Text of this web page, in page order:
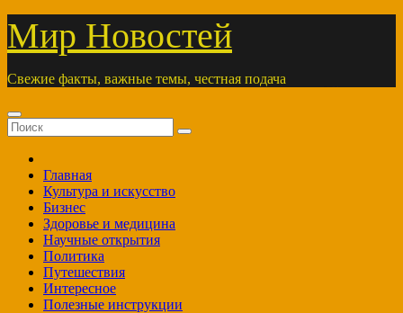
Перейти
содержимому
Мир Новостей
Свежие факты, важные темы, честная подача
Главная
Культура и искусство
Бизнес
Здоровье и медицина
Научные открытия
Политика
Путешествия
Интересное
Полезные инструкции